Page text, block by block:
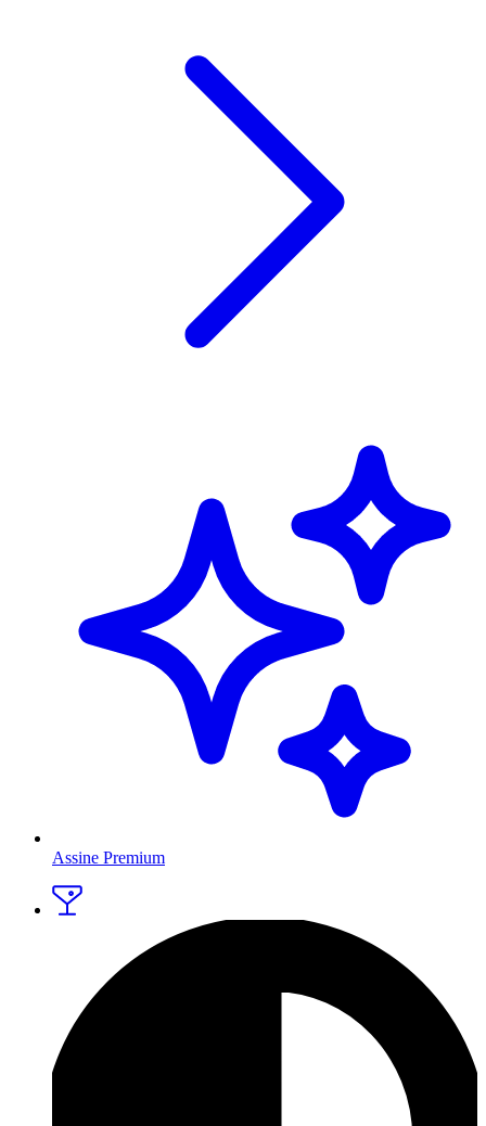
Assine Premium